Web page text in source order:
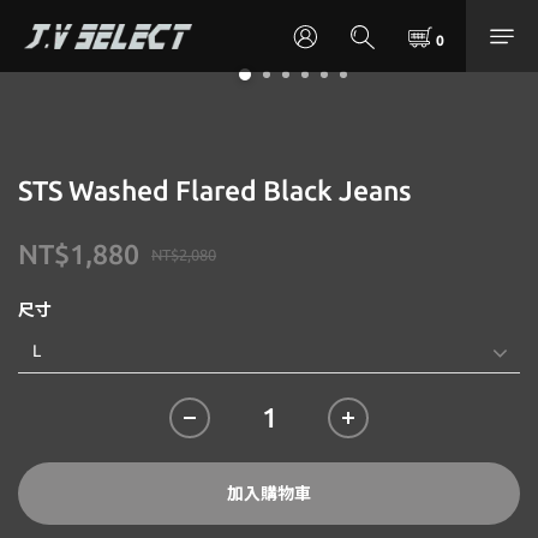
STS Washed Flared Black Jeans
NT$2,080
NT$1,880
尺寸
加入購物車